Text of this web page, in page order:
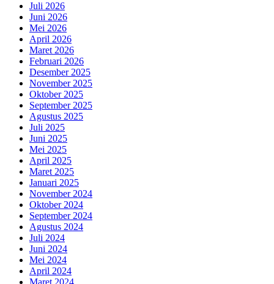
Juli 2026
Juni 2026
Mei 2026
April 2026
Maret 2026
Februari 2026
Desember 2025
November 2025
Oktober 2025
September 2025
Agustus 2025
Juli 2025
Juni 2025
Mei 2025
April 2025
Maret 2025
Januari 2025
November 2024
Oktober 2024
September 2024
Agustus 2024
Juli 2024
Juni 2024
Mei 2024
April 2024